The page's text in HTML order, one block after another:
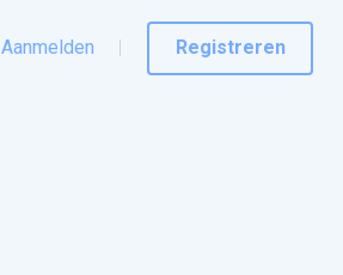
Aanmelden Registreren